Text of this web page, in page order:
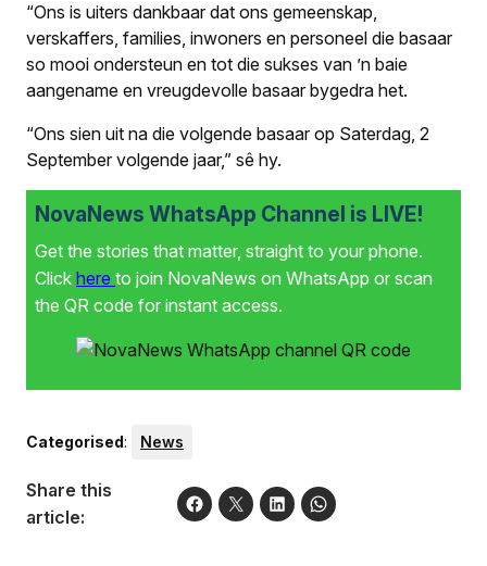
“Ons is uiters dankbaar dat ons gemeenskap,
verskaffers, families, inwoners en personeel die basaar
so mooi ondersteun en tot die sukses van ’n baie
aangename en vreugdevolle basaar bygedra het.
“Ons sien uit na die volgende basaar op Saterdag, 2
September volgende jaar,” sê hy.
NovaNews WhatsApp Channel is LIVE!
Get the stories that matter, straight to your phone.
Click here to join NovaNews on WhatsApp or scan
the QR code for instant access.
Categorised: News
Share this
article: